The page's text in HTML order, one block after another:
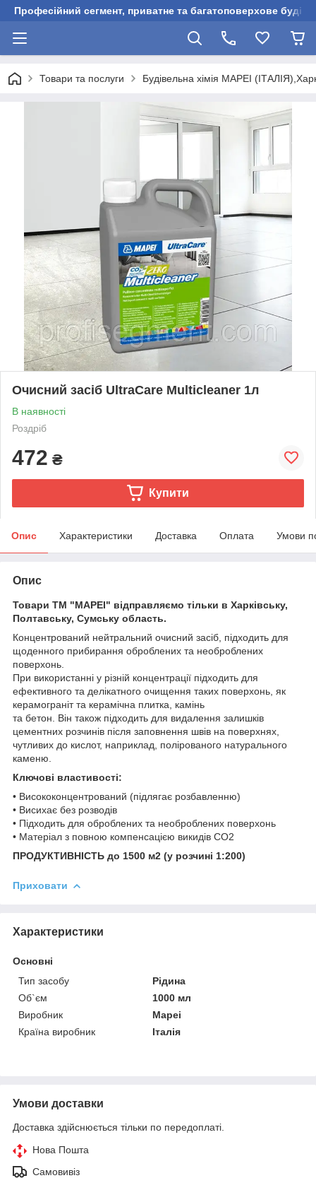
Професійний сегмент, приватне та багатоповерхове
Товари та послуги Будівельна хімія MAPEI
Очисний засіб UltraCare Multicleaner 1л
В наявності
Роздріб
472 ₴
Купити
Опис Характеристики Доставка Оплата Умови
Опис
Товари ТМ "MAPEI" відправляємо тільки в Харківську,
Полтавську, Сумську область.
Концентрований нейтральний очисний засіб, підходить для
щоденного прибирання оброблених та необроблених
поверхонь.
При використанні у різній концентрації підходить для
ефективного та делікатного очищення таких поверхонь, як
керамограніт та керамічна плитка, камінь
та бетон. Він також підходить для видалення залишків
цементних розчинів після заповнення швів на поверхнях,
чутливих до кислот, наприклад, полірованого натурального
каменю.
Ключові властивості:
• Висококонцентрований (підлягає розбавленню)
• Висихає без розводів
• Підходить для оброблених та необроблених поверхонь
• Матеріал з повною компенсацією викидів СО2
ПРОДУКТИВНІСТЬ до 1500 м2 (у розчині 1:200)
Приховати
Характеристики
Основні
Тип засобу
Рідина
Об`єм
1000 мл
Виробник
Mapei
Країна виробник
Італія
Умови доставки
Доставка здійснюється тільки по передоплаті.
Нова Пошта
Самовивіз